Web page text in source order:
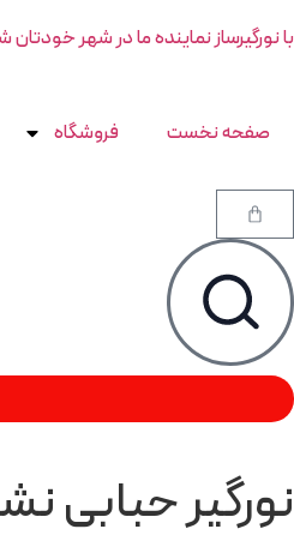
با نورگیرساز نماینده ما در شهر خودتان
صفحه نخست فروشگاه
نورگیر حبابی نشکن 100